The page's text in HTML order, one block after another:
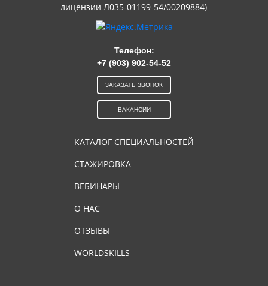
лицензии Л035-01199-54/00209884)
КАТАЛОГ СПЕЦИАЛЬНОСТЕЙ
СТАЖИРОВКА
ВЕБИНАРЫ
О НАС
ОТЗЫВЫ
WORLDSKILLS
Телефон:
+7 (903) 902-54-52
ЗАКАЗАТЬ ЗВОНОК
ВАКАНСИИ